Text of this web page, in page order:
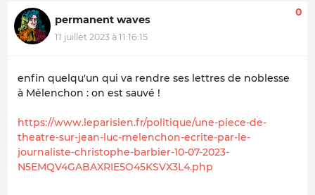
permanent waves
11 juillet 2023 à 11:16:15
0
enfin quelqu'un qui va rendre ses lettres de noblesse
à Mélenchon : on est sauvé !
https://www.leparisien.fr/politique/une-piece-de-
theatre-sur-jean-luc-melenchon-ecrite-par-le-
journaliste-christophe-barbier-10-07-2023-
N5EMQV4GABAXRIE5O45KSVX3L4.php